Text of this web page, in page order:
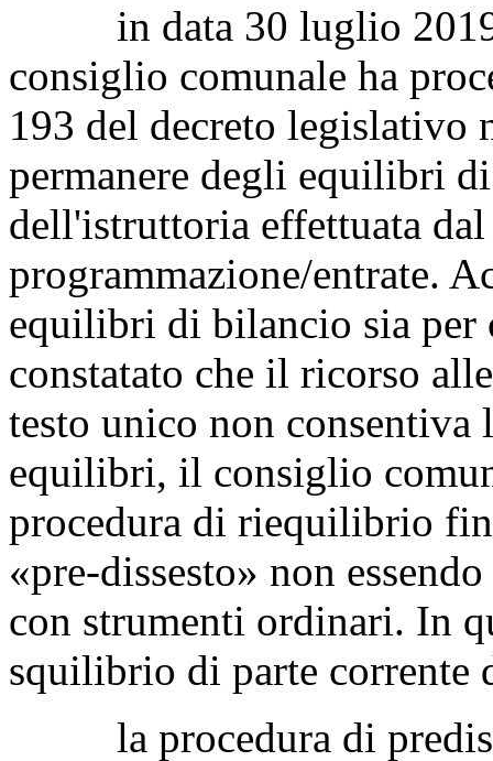
in data 30 luglio 2019
consiglio comunale ha
193 del decreto legislativo
permanere degli equilibri
dell'istruttoria effettuata
programmazione/entrate.
equilibri di bilancio sia per
constatato che il ricorso
testo unico non
equilibri, il consiglio
procedura di riequilibrio
«pre-dissesto» non
con strumenti ordinari. In
squilibrio di parte corrente
la procedura di